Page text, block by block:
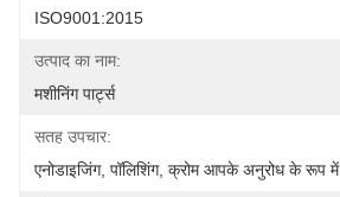
ISO9001:2015
उत्पाद का नाम:
मशीनिंग पार्ट्स
सतह उपचार:
एनोडाइजिंग, पॉलिशिंग, क्रोम आपके अनुरोध के रूप में